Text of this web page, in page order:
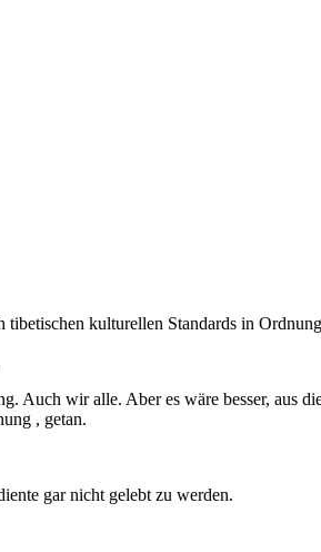
tibetischen kulturellen Standards in
Auch wir alle. Aber es wäre besser, aus
, getan.
gar nicht gelebt zu werden.